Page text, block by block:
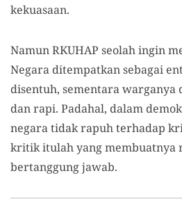
kekuasaan.
Namun RKUHAP seolah ingin
Negara ditempatkan sebagai
disentuh, sementara
dan rapi. Padahal, dalam
negara tidak rapuh terhadap
kritik itulah yang membuatnya
bertanggung jawab.